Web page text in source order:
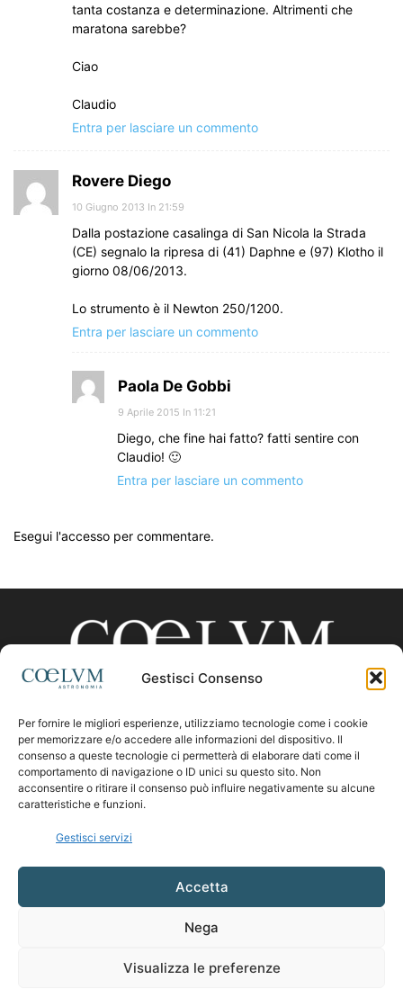
Gestisci Consenso
Per fornire le migliori esperienze, utilizziamo tecnologie come i cookie
per memorizzare e/o accedere alle informazioni del dispositivo. Il
consenso a queste tecnologie ci permetterà di elaborare dati come il
comportamento di navigazione o ID unici su questo sito. Non
acconsentire o ritirare il consenso può influire negativamente su alcune
caratteristiche e funzioni.
Gestisci servizi
Accetta
Nega
Visualizza le preferenze
tanta costanza e determinazione. Altrimenti che
maratona sarebbe?
Ciao
Claudio
Entra per lasciare un commento
Rovere Diego
10 Giugno 2013 In 21:59
Dalla postazione casalinga di San Nicola la Strada
(CE) segnalo la ripresa di (41) Daphne e (97) Klotho il
giorno 08/06/2013.
Lo strumento è il Newton 250/1200.
Entra per lasciare un commento
Paola De Gobbi
9 Aprile 2015 In 11:21
Diego, che fine hai fatto? fatti sentire con
Claudio! 🙂
Entra per lasciare un commento
Esegui l'accesso per commentare.
CHI SIAMO
Contattaci:coelumastro@coelum.com